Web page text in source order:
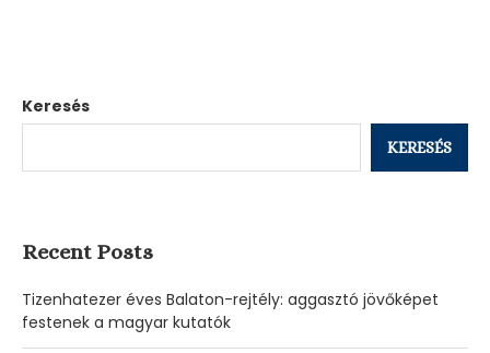
Keresés
KERESÉS
Recent Posts
Tizenhatezer éves Balaton-rejtély: aggasztó jövőképet
festenek a magyar kutatók